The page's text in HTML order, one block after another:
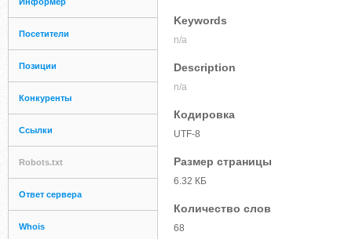
Посетители
Позиции
Конкуренты
Ссылки
Robots.txt
Ответ сервера
Whois
Keywords
n/a
Description
n/a
Кодировка
UTF-8
Размер страницы
6.32 КБ
Количество слов
68